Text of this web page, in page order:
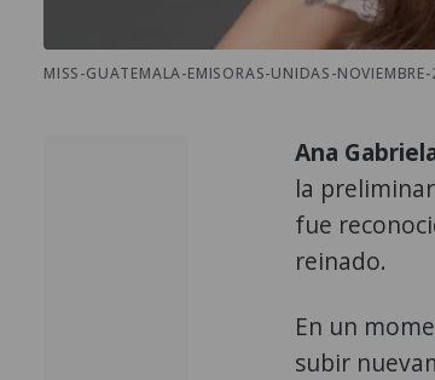
MISS-GUATEMALA-EMISORAS-UNIDAS-
Ana
la
fue
reinado.
En un
subir